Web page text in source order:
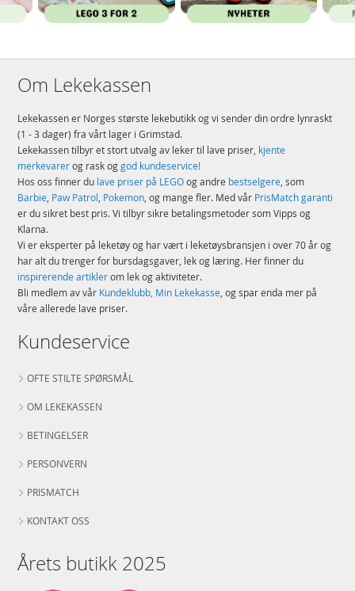
Om Lekekassen
Lekekassen er Norges største lekebutikk og vi sender din ordre lynraskt
(1 - 3 dager) fra vårt lager i Grimstad.
Lekekassen tilbyr et stort utvalg av leker til lave priser, kjente
merkevarerog rask oggod kundeservice!
Hos oss finner du lave priser på LEGOog andre bestselgere , som
Barbie Paw Patrol Pokemon , og mange fler. Med vår PrisMatch garanti
er du sikret best pris. Vi tilbyr sikre betalingsmetoder som Vipps og
Klarna.
Vi er eksperter på leketøy og har vært i leketøysbransjen i over 70 år og
har alt du trenger for bursdagsgaver, lek og læring. Her finner du
inspirerende artiklerom lek og aktiviteter.
Bli medlem av vår Kundeklubb, Min Lekekasse , og spar enda mer på
våre allerede lave priser.
Kundeservice
OFTE STILTE SPØRSMÅL
OM LEKEKASSEN
BETINGELSER
PERSONVERN
PRISMATCH
KONTAKT OSS
Årets butikk 2025